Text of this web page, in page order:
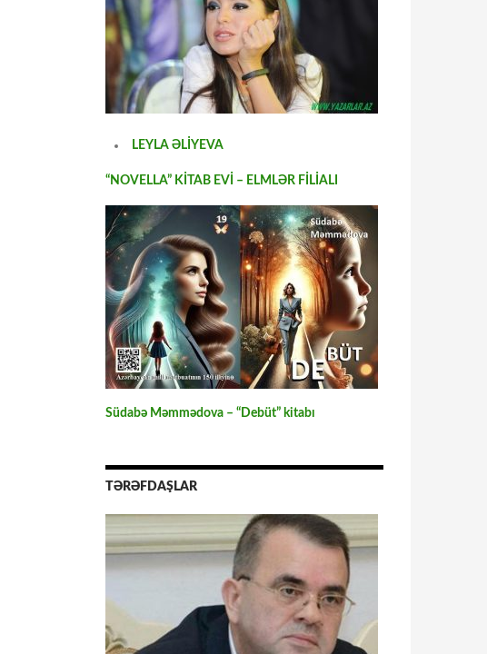
LEYLA ƏLİYEVA
“NOVELLA” KİTAB EVİ – ELMLƏR FİLİALI
Südabə Məmmədova – “Debüt” kitabı
TƏRƏFDAŞLAR